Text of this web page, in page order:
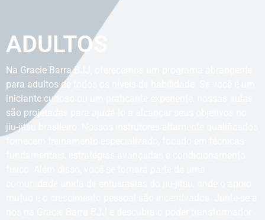
ADULTOS
Na Gracie Barra BJJ, oferecemos um programa abrangente
para adultos de todos os níveis de habilidade. Se você é um
iniciante curioso ou um praticante experiente, nossas aulas
são projetadas para ajudá-lo a alcançar seus objetivos no
jiu-jitsu brasileiro. Nossos instrutores altamente qualificados